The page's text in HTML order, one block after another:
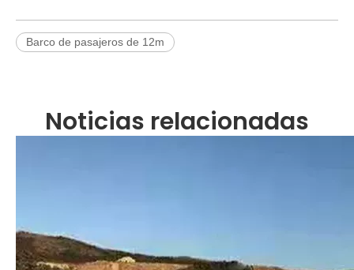
Barco de pasajeros de 12m
Noticias relacionadas